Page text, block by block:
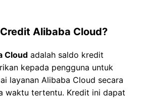
Alibaba Cloud?
Cloud adalah saldo kredit
kepada pengguna untuk
layanan Alibaba Cloud secara
waktu tertentu. Kredit ini dapat